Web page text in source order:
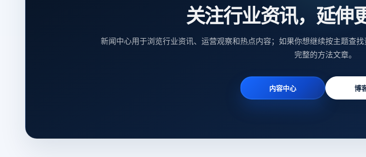
关注行业资讯，延伸
新闻中心用于浏览行业资讯、运营观察和热点内容；如果你想继续按主题查
完整的方法文章。
内容中心 博